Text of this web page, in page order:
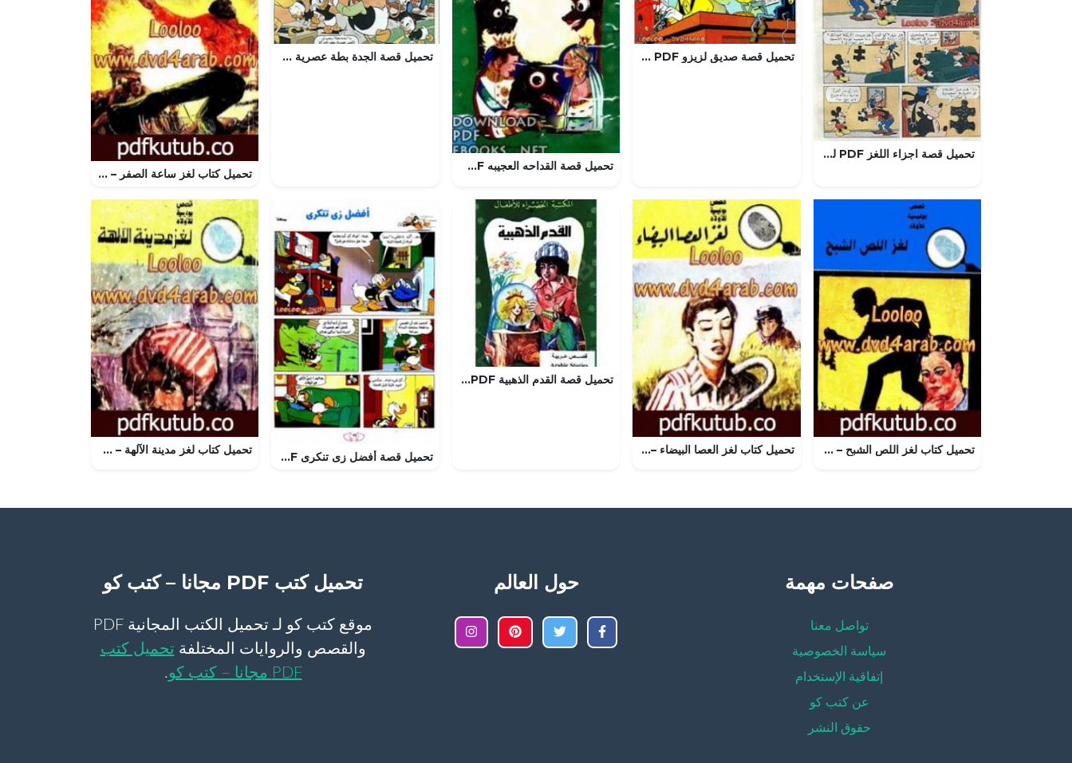
تحميل قصة اجزاء اللغز PDF للكاتب مجلة ميكى
تحميل قصة صديق لزيزو PDF للكاتب مجلة ميكى
تحميل قصة القداحه العجيبه PDF للكاتب عبد الله الكبير
تحميل قصة الجدة بطة عصرية PDF للكاتب مجلة ميكى
تحميل كتاب لغز ساعة الصفر – سلسلة المغامرون الخمسة: 65 PDF تأليف محمود سالم مجانا [كامل]
تحميل كتاب لغز اللص الشبح – سلسلة المغامرون الخمسة: 11 PDF تأليف محمود سالم مجانا [كامل] تحميل كتاب لغز العصا البيضاء – سلسلة المغامرون الخمسة: 171 PDF تأليف محمود سالم مجانا [كامل]
تحميل قصة القدم الذهبية PDF للكاتب منى جبر
تحميل قصة أفضل زى تنكرى PDF للكاتب مجلة ميكى تحميل كتاب لغز مدينة الآلهة – سلسلة المغامرون الخمسة: 124 PDF تأليف محمود سالم مجانا [كامل]
صفحات مهمة
تواصل معنا
سياسة الخصوصية
إتفاقية الإستخدام
عن كتب كو
حقوق النشر
حول العالم تحميل كتب PDF مجانا – كتب كو
موقع كتب كو لـ تحميل الكتب المجانية PDF
والقصص والروايات المختلفة تحميل كتب
PDF مجانا – كتب كو
.